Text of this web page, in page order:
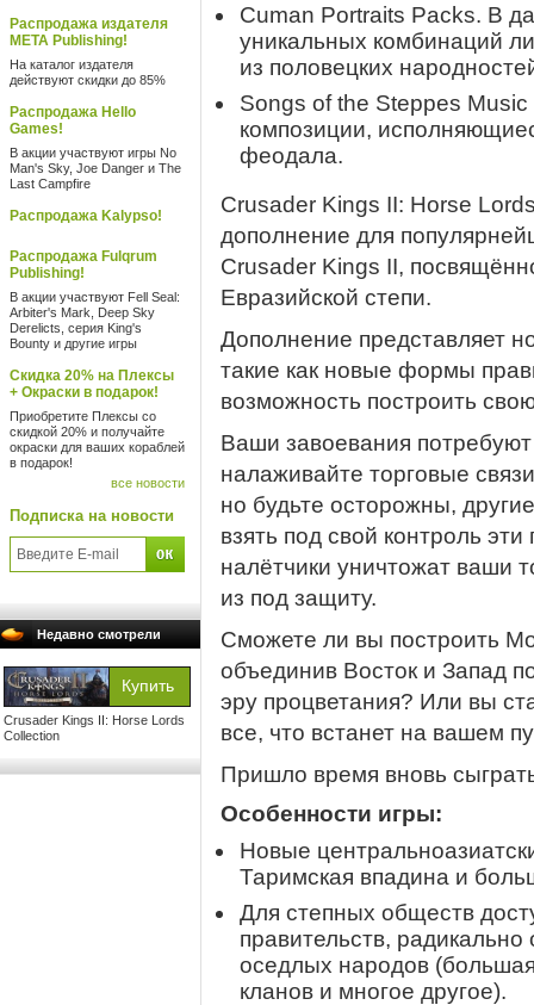
Распродажа издателя
META Publishing!
На каталог издателя
действуют скидки до 85%
Распродажа Hello
Games!
В акции участвуют игры No
Man's Sky, Joe Danger и The
Last Campfire
Распродажа Kalypso!
Распродажа Fulqrum
Publishing!
В акции участвуют Fell Seal:
Arbiter's Mark, Deep Sky
Derelicts, серия King's
Bounty и другие игры
Скидка 20% на Плексы
+ Окраски в подарок!
Приобретите Плексы со
скидкой 20% и получайте
окраски для ваших кораблей
в подарок!
все новости
Подписка на новости
Недавно смотрели
Crusader Kings II: Horse Lords
Collection
Cuman Portraits Packs. В
уникальных комбинаций
из половецких
Songs of the Steppes
композиции,
феодала.
Crusader Kings II: Horse
дополнение для
Crusader Kings II,
Евразийской степи.
Дополнение представляет
такие как новые формы
возможность построить
Ваши завоевания
налаживайте торговые
но будьте осторожны,
взять под свой контроль
налётчики уничтожат ваши
из под защиту.
Сможете ли вы построить
объединив Восток и Запад
эру процветания? Или вы
все, что встанет на вашем
Пришло время вновь
Особенности игры:
Новые
Таримская впадина и
Для степных обществ
правительств,
оседлых народов
кланов и многое другое).